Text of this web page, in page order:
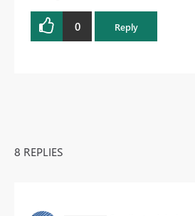
0 Reply
8 REPLIES